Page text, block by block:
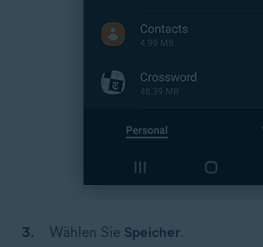
Wählen Sie Speicher.